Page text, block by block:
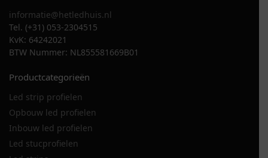
informatie@hetledhuis.nl
Tel. (+31) 053-2304515
KvK: 64242021
BTW Nummer: NL855581669B01
Productcategorieën
Led strip profielen
Opbouw led profielen
Inbouw led profielen
Led stucprofielen